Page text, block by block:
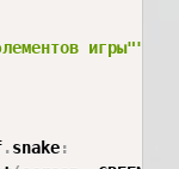
игры"""
.snake: